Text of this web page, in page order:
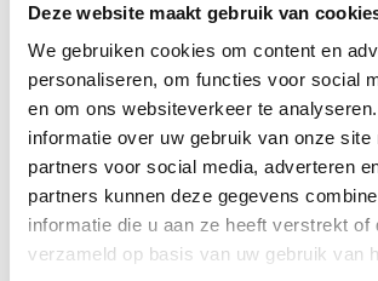
Deze website maakt gebruik van
We gebruiken cookies om content en
personaliseren, om functies voor social
en om ons websiteverkeer te
informatie over uw gebruik van onze site
partners voor social media, adverteren
partners kunnen deze gegevens
informatie die u aan ze heeft verstrekt of
verzameld op basis van uw gebruik van
Vergelijkbare